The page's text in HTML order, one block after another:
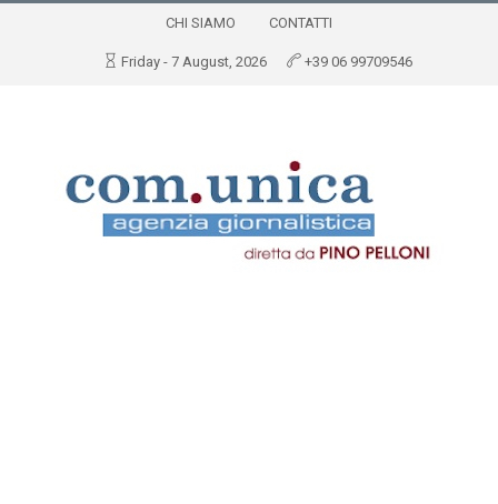
CHI SIAMO CONTATTI
Friday - 7 August, 2026 +39 06 99709546